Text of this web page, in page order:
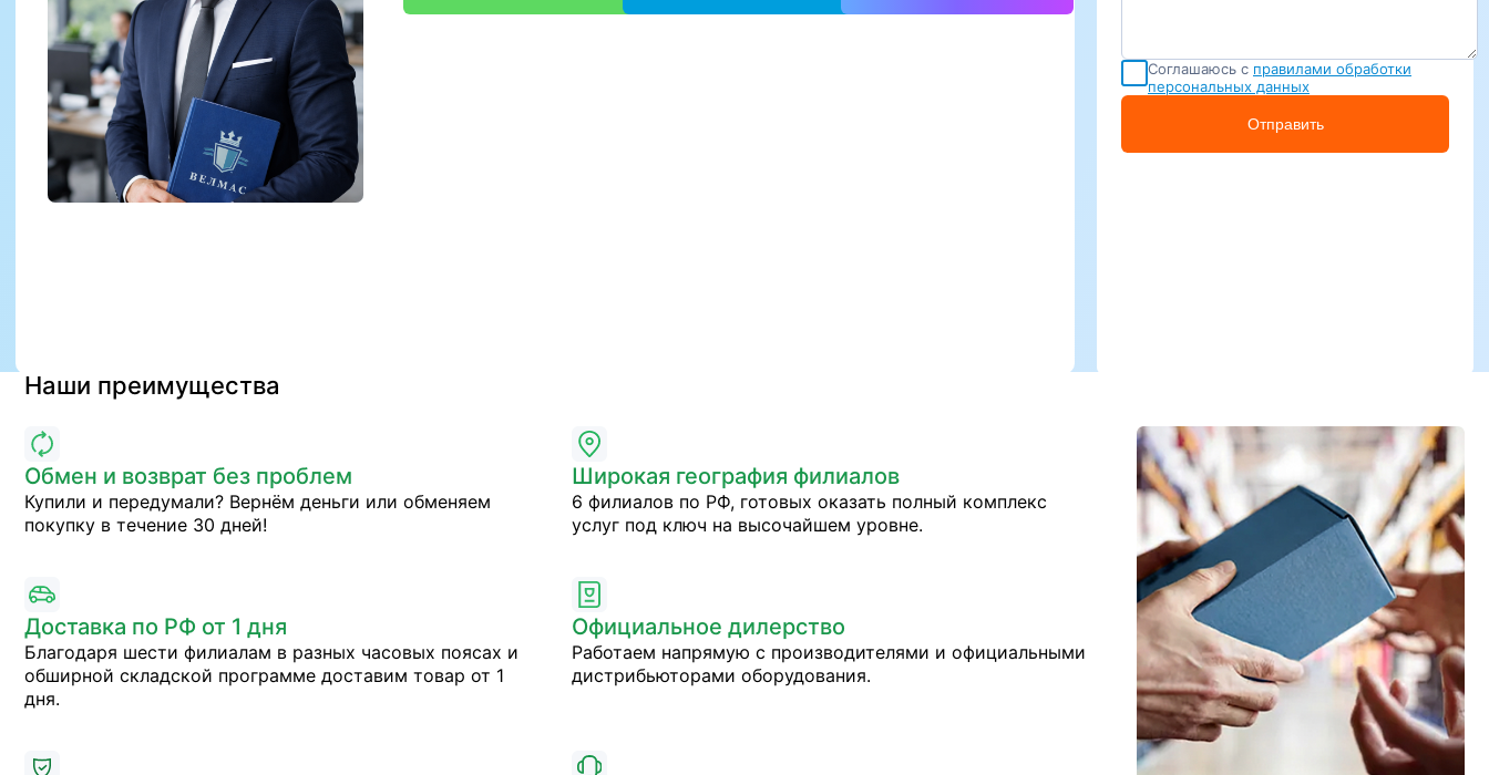
Соглашаюсь с правилами обработки
персональных данных
Отправить
Наши преимущества
Обмен и возврат без проблем
Купили и передумали? Вернём деньги или обменяем
покупку в течение 30 дней!
Широкая география филиалов
6 филиалов по РФ, готовых оказать полный комплекс
услуг под ключ на высочайшем уровне.
Доставка по РФ от 1 дня
Благодаря шести филиалам в разных часовых поясах и
обширной складской программе доставим товар от 1
дня.
Официальное дилерство
Работаем напрямую с производителями и официальными
дистрибьюторами оборудования.